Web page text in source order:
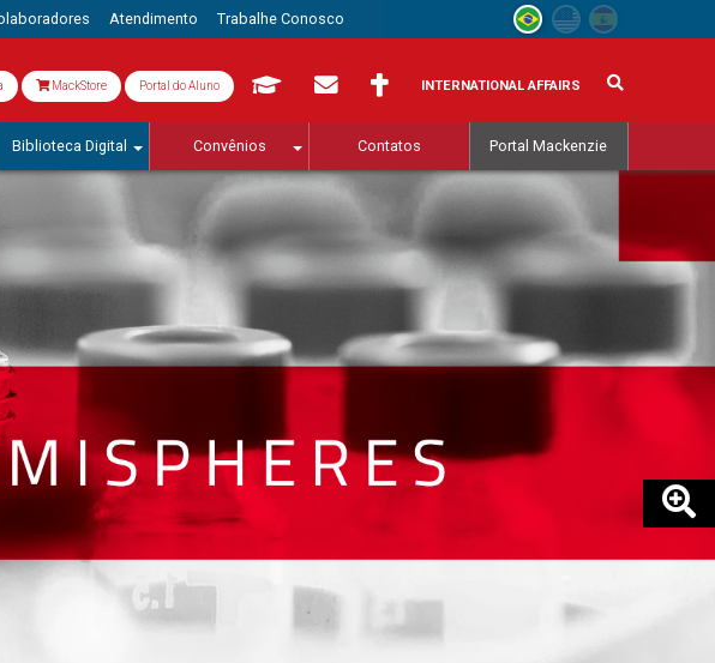
Atendimento Trabalhe Conosco
MackStore Portal do Aluno INTERNATIONAL AFFAIRS
Biblioteca Digital Convênios Contatos Portal Mackenzie